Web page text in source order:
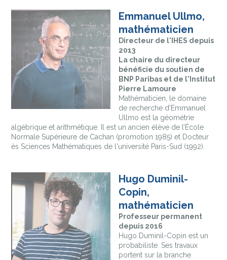
Emmanuel Ullmo,
mathématicien
Directeur de l'IHES depuis
2013
La chaire du directeur
bénéficie du soutien de
BNP Paribas et de l'Institut
Pierre Lamoure
Mathématicien, le domaine
de recherche d'Emmanuel
Ullmo est la géométrie
algébrique et arithmétique. Il est un ancien élève de l’École
Normale Supérieure de Cachan (promotion 1985) et Docteur
ès Sciences Mathématiques de l'université Paris-Sud (1992).
Hugo Duminil-
Copin,
mathématicien
Professeur permanent
depuis 2016
Hugo Duminil-Copin est un
probabiliste. Ses travaux
portent sur la branche